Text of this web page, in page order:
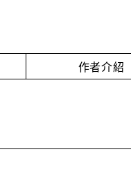
作者介紹